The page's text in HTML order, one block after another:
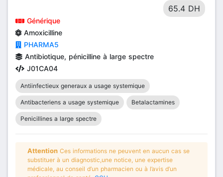
65.4 DH
Générique
Amoxicilline
PHARMA5
Antibiotique, pénicilline à large spectre
J01CA04
Antiinfectieux generaux a usage systemique
Antibacteriens a usage systemique Betalactamines
Penicillines a large spectre
Attention Ces informations ne peuvent en aucun cas se
substituer à un diagnostic,une notice, une expertise
médicale, au conseil d’un pharmacien ou à l’avis d’un